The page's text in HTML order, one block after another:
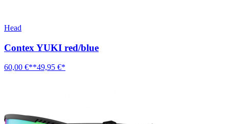
Head
Contex YUKI red/blue
60,00 €**49,95 €*